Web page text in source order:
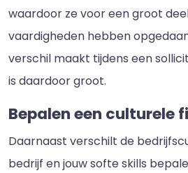
waardoor ze voor een groot
vaardigheden hebben
verschil maakt tijdens een
is daardoor groot.
Bepalen een culturele
Daarnaast verschilt de
bedrijf en jouw softe skills